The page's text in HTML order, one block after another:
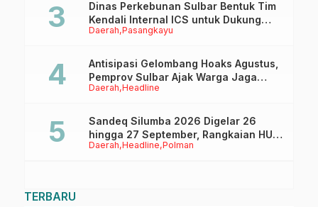
Daerah Pasangkayu
Dinas Perkebunan Sulbar Bentuk Tim
Kendali Internal ICS untuk Dukung
Sertifikasi ISPO Pekebun di
Daerah Headline
Antisipasi Gelombang Hoaks Agustus,
Pemprov Sulbar Ajak Warga Jaga
Ruang Digital
Daerah Headline Polman
Sandeq Silumba 2026 Digelar 26
hingga 27 September, Rangkaian HUT
Sulbar
TERBARU